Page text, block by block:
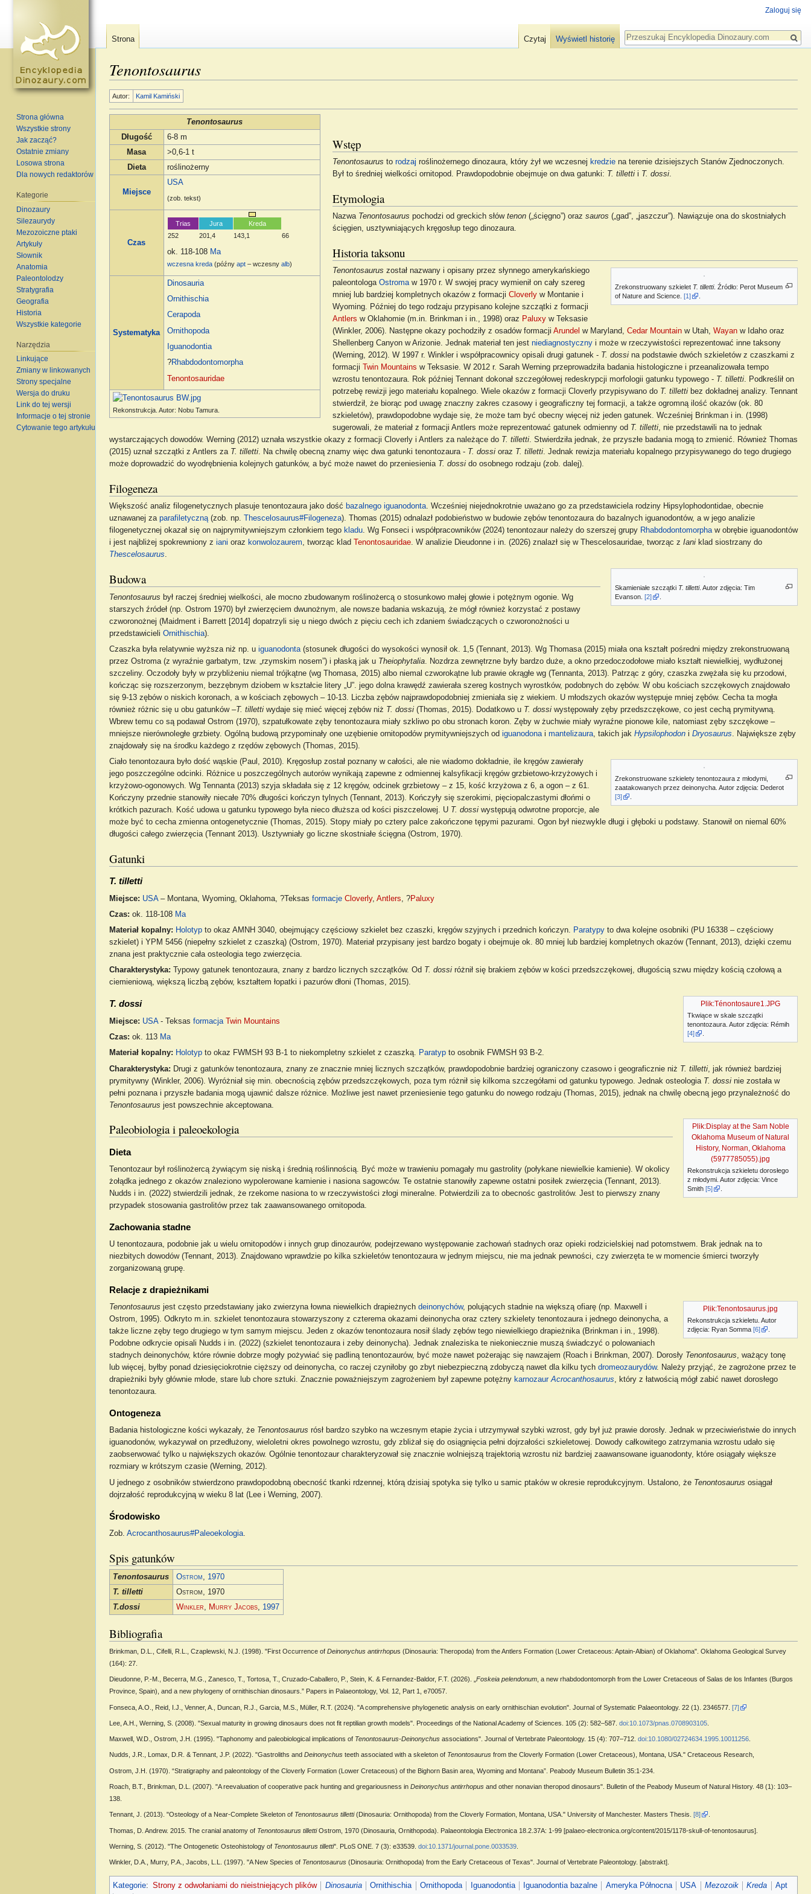
Tenontosaurus
Autor: Kamil Kamiński
Tenontosaurus
Długość
6-8 m
Masa
>0,6-1 t
Dieta
roślinożerny
Miejsce
USA
(zob. tekst)
Czas
Trias
252
Jura
201,4
Kreda
143,1
66
ok. 118-108 Ma
wczesna kreda (późnyapt – wczesnyalb)
Systematyka
Dinosauria
Ornithischia
Cerapoda
Ornithopoda
Iguanodontia
?Rhabdodontomorpha
Tenontosauridae
Rekonstrukcja. Autor: Nobu Tamura.
Wstęp
Tenontosaurus to rodzaj roślinożernego dinozaura, który żył we wczesnej kredziena terenie dzisiejszych Stanów Zjednoczonych.
Był to średniej wielkości ornitopod. Prawdopodobnie obejmuje on dwa gatunki: T. tillettii T. dossi.
Etymologia
Nazwa Tenontosaurus pochodzi od greckich słów tenon(„ścięgno”) oraz sauros („gad”, „jaszczur”). Nawiązuje ona do skostniałych
ścięgien, usztywniających kręgosłup tego dinozaura.
Historia taksonu
Zrekonstruowany szkielet T. tilletti. Źródło: Perot Museum
of Nature and Science.[1]
Tenontosaurus został nazwany i opisany przez słynnego amerykańskiego
paleontologa Ostromaw 1970 r. W swojej pracy wymienił on cały szereg
mniej lub bardziej kompletnych okazów z formacji Cloverlyw Montanie i
Wyoming. Później do tego rodzaju przypisano kolejne szczątki z formacji
Antlers w Oklahomie (m.in. Brinkman i in., 1998) oraz Paluxyw Teksasie
(Winkler, 2006). Następne okazy pochodziły z osadów formacji Arundel w Maryland, Cedar Mountainw Utah, Wayanw Idaho oraz
Shellenberg Canyon w Arizonie. Jednak materiał ten jest niediagnostycznyi może w rzeczywistości reprezentować inne taksony
(Werning, 2012). W 1997 r. Winkler i współpracownicy opisali drugi gatunek - T. dossina podstawie dwóch szkieletów z czaszkami z
formacji
Twin Mountains w Teksasie. W 2012 r. Sarah Werning przeprowadziła badania histologiczne i przeanalizowała tempo
wzrostu tenontozaura. Rok później Tennant dokonał szczegółowej redeskrypcji morfologii gatunku typowego - T. tilletti. Podkreślił on
potrzebę rewizji jego materiału kopalnego. Wiele okazów z formacji Cloverly przypisywano do T. tillettibez dokładnej analizy. Tennant
stwierdził, że biorąc pod uwagę znaczny zakres czasowy i geograficzny tej formacji, a także ogromną ilość okazów (ok. 80
szkieletów), prawdopodobne wydaje się, że może tam być obecny więcej niż jeden gatunek. Wcześniej Brinkman i in. (1998)
sugerowali, że materiał z formacji Antlers może reprezentować gatunek odmienny od T. tilletti, nie przedstawili na to jednak
wystarczających dowodów. Werning (2012) uznała wszystkie okazy z formacji Cloverly i Antlers za należące do T. tilletti. Stwierdziła jednak, że przyszłe badania mogą to zmienić. Również Thomas
(2015) uznał szczątki z Antlers za T. tilletti. Na chwilę obecną znamy więc dwa gatunki tenontozaura - T. dossioraz T. tilletti. Jednak rewizja materiału kopalnego przypisywanego do tego drugiego
może doprowadzić do wyodrębnienia kolejnych gatunków, a być może nawet do przeniesienia T. dossido osobnego rodzaju (zob. dalej).
Filogeneza
Większość analiz filogenetycznych plasuje tenontozaura jako dość bazalnego iguanodonta. Wcześniej niejednokrotnie uważano go za przedstawiciela rodziny Hipsylophodontidae, obecnie
uznawanej za parafiletyczną(zob. np. Thescelosaurus#Filogeneza). Thomas (2015) odnalazł podobieństwo w budowie zębów tenontozaura do bazalnych iguanodontów, a w jego analizie
filogenetycznej okazał się on najprymitywniejszym członkiem tego kladu. Wg Fonseci i współpracowników (2024) tenontozaur należy do szerszej grupy Rhabdodontomorphaw obrębie iguanodontów
i jest najbliżej spokrewniony z iani oraz konwolozaurem, tworząc klad Tenontosauridae. W analizie Dieudonne i in. (2026) znalazł się w Thescelosauridae, tworząc z Ianiklad siostrzany do
Thescelosaurus.
Skamieniałe szczątki T. tilletti. Autor zdjęcia: Tim
Evanson.[2]
Budowa
Tenontosaurus był raczej średniej wielkości, ale mocno zbudowanym roślinożercą o stosunkowo małej głowie i potężnym ogonie. Wg
starszych źródeł (np. Ostrom 1970) był zwierzęciem dwunożnym, ale nowsze badania wskazują, że mógł również korzystać z postawy
czworonożnej (Maidment i Barrett [2014] dopatrzyli się u niego dwóch z pięciu cech ich zdaniem świadczących o czworonożności u
przedstawicieli Ornithischia).
Czaszka była relatywnie wyższa niż np. u iguanodonta(stosunek długości do wysokości wynosił ok. 1,5 (Tennant, 2013). Wg Thomasa (2015) miała ona kształt pośredni między zrekonstruowaną
przez Ostroma (z wyraźnie garbatym, tzw. „rzymskim nosem”) i płaską jak u Theiophytalia. Nozdrza zewnętrzne były bardzo duże, a okno przedoczodołowe miało kształt niewielkiej, wydłużonej
szczeliny. Oczodoły były w przybliżeniu niemal trójkątne (wg Thomasa, 2015) albo niemal czworokątne lub prawie okrągłe wg (Tennanta, 2013). Patrząc z góry, czaszka zwężała się ku przodowi,
kończąc się rozszerzonym, bezzębnym dziobem w kształcie litery „U”. jego dolna krawędź zawierała szereg kostnych wyrostków, podobnych do zębów. W obu kościach szczękowych znajdowało
się 9-13 zębów o niskich koronach, a w kościach zębowych – 10-13. Liczba zębów najprawdopodobniej zmieniała się z wiekiem. U młodszych okazów występuje mniej zębów. Cecha ta mogła
również różnic się u obu gatunków –T. tillettiwydaje się mieć więcej zębów niż T. dossi(Thomas, 2015). Dodatkowo u T. dossiwystępowały zęby przedszczękowe, co jest cechą prymitywną.
Wbrew temu co są podawał Ostrom (1970), szpatułkowate zęby tenontozaura miały szkliwo po obu stronach koron. Zęby w żuchwie miały wyraźne pionowe kile, natomiast zęby szczękowe –
mniejsze nierównoległe grzbiety. Ogólną budową przypominały one uzębienie ornitopodów prymitywniejszych od iguanodonai mantelizaura, takich jak Hypsilophodoni Dryosaurus. Największe zęby
znajdowały się na środku każdego z rzędów zębowych (Thomas, 2015).
Zrekonstruowane szkielety tenontozaura z młodymi,
zaatakowanych przez deinonycha. Autor zdjęcia: Dederot
[3]
.
Ciało tenontozaura było dość wąskie (Paul, 2010). Kręgosłup został poznany w całości, ale nie wiadomo dokładnie, ile kręgów zawierały
jego poszczególne odcinki. Różnice u poszczególnych autorów wynikają zapewne z odmiennej kalsyfikacji kręgów grzbietowo-krzyżowych i
krzyżowo-ogonowych. Wg Tennanta (2013) szyja składała się z 12 kręgów, odcinek grzbietowy – z 15, kość krzyżowa z 6, a ogon – z 61.
Kończyny przednie stanowiły niecałe 70% długości kończyn tylnych (Tennant, 2013). Kończyły się szerokimi, pięciopalczastymi dłońmi o
krótkich pazurach. Kość udowa u gatunku typowego była nieco dłuższa od kości piszczelowej. U T. dossiwystępują odwrotne proporcje, ale
może być to cecha zmienna ontogenetycznie (Thomas, 2015). Stopy miały po cztery palce zakończone tępymi pazurami. Ogon był niezwykle długi i głęboki u podstawy. Stanowił on niemal 60%
długości całego zwierzęcia (Tennant 2013). Usztywniały go liczne skostniałe ścięgna (Ostrom, 1970).
Gatunki
T. tilletti
Miejsce: USA– Montana, Wyoming, Oklahoma, ?Teksas formacje Cloverly, Antlers , ?Paluxy
Czas: ok. 118-108 Ma
Materiał kopalny: Holotypto okaz AMNH 3040, obejmujący częściowy szkielet bez czaszki, kręgów szyjnych i przednich kończyn. Paratypyto dwa kolejne osobniki (PU 16338 – częściowy
szkielet) i YPM 5456 (niepełny szkielet z czaszką) (Ostrom, 1970). Materiał przypisany jest bardzo bogaty i obejmuje ok. 80 mniej lub bardziej kompletnych okazów (Tennant, 2013), dzięki czemu
znana jest praktycznie cała osteologia tego zwierzęcia.
Charakterystyka: Typowy gatunek tenontozaura, znany z bardzo licznych szczątków. Od T. dossiróżnił się brakiem zębów w kości przedszczękowej, długością szwu między kością czołową a
ciemieniową, większą liczbą zębów, kształtem łopatki i pazurów dłoni (Thomas, 2015).
Plik:Ténontosaure1.JPG
Tkwiące w skale szczątki
tenontozaura. Autor zdjęcia: Rémih
[4]
T. dossi
Miejsce: USA- Teksas formacja Twin Mountains
Czas: ok. 113 Ma
Materiał kopalny: Holotypto okaz FWMSH 93 B-1 to niekompletny szkielet z czaszką. Paratypto osobnik FWMSH 93 B-2.
Charakterystyka: Drugi z gatunków tenontozaura, znany ze znacznie mniej licznych szczątków, prawdopodobnie bardziej ograniczony czasowo i geograficznie niż T. tilletti, jak również bardziej
prymitywny (Winkler, 2006). Wyróżniał się min. obecnością zębów przedszczękowych, poza tym różnił się kilkoma szczegółami od gatunku typowego. Jednak osteologia T. dossinie została w
pełni poznana i przyszłe badania mogą ujawnić dalsze różnice. Możliwe jest nawet przeniesienie tego gatunku do nowego rodzaju (Thomas, 2015), jednak na chwilę obecną jego przynależność do
Tenontosaurus jest powszechnie akceptowana.
Plik:Display at the Sam Noble
Oklahoma Museum of Natural
History, Norman, Oklahoma
(5977785055).jpg
Rekonstrukcja szkieletu dorosłego
z młodymi. Autor zdjęcia: Vince
Smith[5]
Paleobiologia i paleoekologia
Dieta
Tenontozaur był roślinożercą żywiącym się niską i średnią roślinnością. Być może w trawieniu pomagały mu gastrolity (połykane niewielkie kamienie). W okolicy
żołądka jednego z okazów znaleziono wypolerowane kamienie i nasiona sagowców. Te ostatnie stanowiły zapewne ostatni posiłek zwierzęcia (Tennant, 2013).
Nudds i in. (2022) stwierdzili jednak, że rzekome nasiona to w rzeczywistości złogi mineralne. Potwierdzili za to obecnośc gastrolitów. Jest to pierwszy znany
przypadek stosowania gastrolitów przez tak zaawansowanego ornitopoda.
Zachowania stadne
U tenontozaura, podobnie jak u wielu ornitopodów i innych grup dinozaurów, podejrzewano występowanie zachowań stadnych oraz opieki rodzicielskiej nad potomstwem. Brak jednak na to
niezbitych dowodów (Tennant, 2013). Znajdowano wprawdzie po kilka szkieletów tenontozaura w jednym miejscu, nie ma jednak pewności, czy zwierzęta te w momencie śmierci tworzyły
zorganizowaną grupę.
Relacje z drapieżnikami
Plik:Tenontosaurus.jpg
Rekonstrukcja szkieletu. Autor
zdjęcia: Ryan Somma [6]
Tenontosaurus jest często przedstawiany jako zwierzyna łowna niewielkich drapieżnych deinonychów, polujących stadnie na większą ofiarę (np. Maxwell i
Ostrom, 1995). Odkryto m.in. szkielet tenontozaura stowarzyszony z czterema okazami deinonycha oraz cztery szkielety tenontozaura i jednego deinonycha, a
także liczne zęby tego drugiego w tym samym miejscu. Jeden z okazów tenontozaura nosił ślady zębów tego niewielkiego drapieżnika (Brinkman i in., 1998).
Podobne odkrycie opisali Nudds i in. (2022) (szkielet tenontozaura i zeby deinonycha). Jednak znaleziska te niekoniecznie muszą świadczyć o polowaniach
stadnych deinonychów, które równie dobrze mogły pożywiać się padliną tenontozaurów, być może nawet pożerając się nawzajem (Roach i Brinkman, 2007). Dorosły Tenontosaurus, ważący tonę
lub więcej, byłby ponad dziesięciokrotnie cięższy od deinonycha, co raczej czyniłoby go zbyt niebezpieczną zdobyczą nawet dla kilku tych dromeozaurydów. Należy przyjąć, że zagrożone przez te
drapieżniki były głównie młode, stare lub chore sztuki. Znacznie poważniejszym zagrożeniem był zapewne potężny karnozaur Acrocanthosaurus, który z łatwością mógł zabić nawet dorosłego
tenontozaura.
Ontogeneza
Badania histologiczne kości wykazały, że Tenontosaurus rósł bardzo szybko na wczesnym etapie życia i utrzymywał szybki wzrost, gdy był już prawie dorosły. Jednak w przeciwieństwie do innych
iguanodonów, wykazywał on przedłużony, wieloletni okres powolnego wzrostu, gdy zbliżał się do osiągnięcia pełni dojrzałości szkieletowej. Dowody całkowitego zatrzymania wzrostu udało się
zaobserwować tylko u największych okazów. Ogólnie tenontozaur charakteryzował się znacznie wolniejszą trajektorią wzrostu niż bardziej zaawansowane iguanodonty, które osiągały większe
rozmiary w krótszym czasie (Werning, 2012).
U jednego z osobników stwierdzono prawdopodobną obecność tkanki rdzennej, którą dzisiaj spotyka się tylko u samic ptaków w okresie reprodukcyjnym. Ustalono, że Tenontosaurus osiągał
dojrzałość reprodukcyjną w wieku 8 lat (Lee i Werning, 2007).
Środowisko
Zob. Acrocanthosaurus#Paleoekologia.
Spis gatunków
Tenontosaurus Ostrom
1970
T. tilletti
Ostrom , 1970
T.dossi
Winkler Murry Jacobs 1997
Bibliografia
Brinkman, D.L., Cifelli, R.L., Czaplewski, N.J. (1998). "First Occurrence of Deinonychus antirrhopus (Dinosauria: Theropoda) from the Antlers Formation (Lower Cretaceous: Aptain-Albian) of Oklahoma". Oklahoma Geological Survey
(164): 27.
Dieudonne, P.-M., Becerra, M.G., Zanesco, T., Tortosa, T., Cruzado-Caballero, P., Stein, K. & Fernandez-Baldor, F.T. (2026). „ Foskeia pelendonum, a new rhabdodontomorph from the Lower Cretaceous of Salas de los Infantes (Burgos
Province, Spain), and a new phylogeny of ornithischian dinosaurs.” Papers in Palaeontology, Vol. 12, Part 1, e70057.
Fonseca, A.O., Reid, I.J., Venner, A., Duncan, R.J., Garcia, M.S., Müller, R.T. (2024). "A comprehensive phylogenetic analysis on early ornithischian evolution". Journal of Systematic Palaeontology. 22 (1). 2346577. [7]
Lee, A.H., Werning, S. (2008). "Sexual maturity in growing dinosaurs does not fit reptilian growth models". Proceedings of the National Academy of Sciences. 105 (2): 582–587. doi:10.1073/pnas.0708903105.
Maxwell, W.D., Ostrom, J.H. (1995). "Taphonomy and paleobiological implications of Tenontosaurus-Deinonychusassociations". Journal of Vertebrate Paleontology. 15 (4): 707–712. doi:10.1080/02724634.1995.10011256.
Nudds, J.R., Lomax, D.R. & Tennant, J.P. (2022). "Gastroliths and Deinonychusteeth associated with a skeleton of Tenontosaurusfrom the Cloverly Formation (Lower Cretaceous), Montana, USA." Cretaceous Research,
Ostrom, J.H. (1970). “Stratigraphy and paleontology of the Cloverly Formation (Lower Cretaceous) of the Bighorn Basin area, Wyoming and Montana”. Peabody Museum Bulletin 35:1-234.
Roach, B.T., Brinkman, D.L. (2007). "A reevaluation of cooperative pack hunting and gregariousness in Deinonychus antirrhopusand other nonavian theropod dinosaurs". Bulletin of the Peabody Museum of Natural History. 48 (1): 103–
138.
Tennant, J. (2013). "Osteology of a Near-Complete Skeleton of Tenontosaurus tilletti(Dinosauria: Ornithopoda) from the Cloverly Formation, Montana, USA." University of Manchester. Masters Thesis. [8]
Thomas, D. Andrew. 2015. The cranial anatomy of Tenontosaurus tillettiOstrom, 1970 (Dinosauria, Ornithopoda). Palaeontologia Electronica 18.2.37A: 1-99 [palaeo-electronica.org/content/2015/1178-skull-of-tenontosaurus].
Werning, S. (2012). "The Ontogenetic Osteohistology of Tenontosaurus tilletti". PLoS ONE. 7 (3): e33539. doi:10.1371/journal.pone.0033539.
Winkler, D.A., Murry, P.A., Jacobs, L.L. (1997). "A New Species of Tenontosaurus(Dinosauria: Ornithopoda) from the Early Cretaceous of Texas". Journal of Vertebrate Paleontology. [abstrakt].
Kategorie: Strony z odwołaniami do nieistniejących plików Dinosauria Ornithischia Ornithopoda Iguanodontia Iguanodontia bazalne Ameryka Północna USA Mezozoik Kreda
Apt
Zaloguj się
Strona Czytaj Wyświetl historię
Szukaj
Strona główna
Wszystkie strony
Jak zacząć?
Ostatnie zmiany
Losowa strona
Dla nowych redaktorów
Kategorie
Dinozaury
Silezaurydy
Mezozoiczne ptaki
Artykuły
Słownik
Anatomia
Paleontolodzy
Stratygrafia
Geografia
Historia
Wszystkie kategorie
Narzędzia
Linkujące
Zmiany w linkowanych
Strony specjalne
Wersja do druku
Link do tej wersji
Informacje o tej stronie
Cytowanie tego artykułu